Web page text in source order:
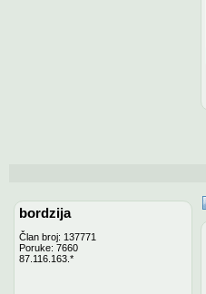
bordzija
Član broj: 137771
Poruke: 7660
87.116.163.*